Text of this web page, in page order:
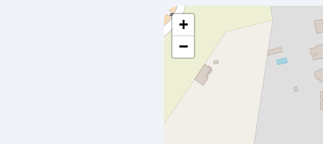
80300
INTERMARCHE CONTACT
à 12.07 km
Rue De Léalvillers
ACHEUX EN AMIÉNOIS,
+
−